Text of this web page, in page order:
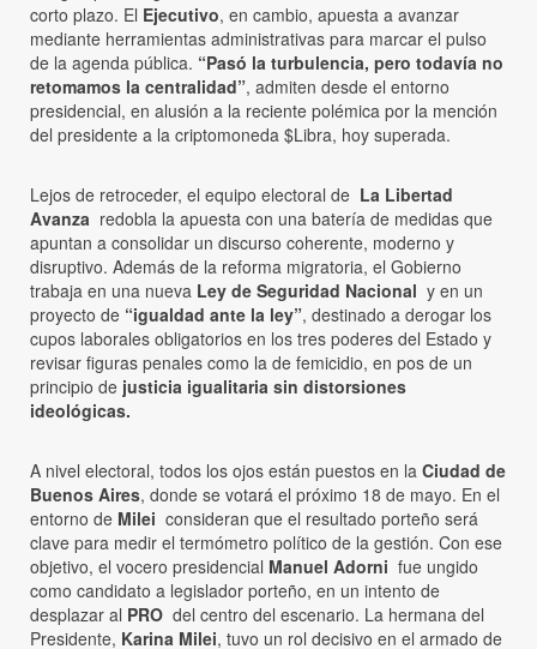
corto plazo. El Ejecutivo, en cambio, apuesta a avanzar
mediante herramientas administrativas para marcar el pulso
de la agenda pública. “Pasó la turbulencia, pero todavía no
retomamos la centralidad”, admiten desde el entorno
presidencial, en alusión a la reciente polémica por la mención
del presidente a la criptomoneda $Libra, hoy superada.
Lejos de retroceder, el equipo electoral de La Libertad
Avanza redobla la apuesta con una batería de medidas que
apuntan a consolidar un discurso coherente, moderno y
disruptivo. Además de la reforma migratoria, el Gobierno
trabaja en una nueva Ley de Seguridad Nacional y en un
proyecto de “igualdad ante la ley”, destinado a derogar los
cupos laborales obligatorios en los tres poderes del Estado y
revisar figuras penales como la de femicidio, en pos de un
principio de justicia igualitaria sin distorsiones
ideológicas.
A nivel electoral, todos los ojos están puestos en la Ciudad de
Buenos Aires, donde se votará el próximo 18 de mayo. En el
entorno de Milei consideran que el resultado porteño será
clave para medir el termómetro político de la gestión. Con ese
objetivo, el vocero presidencial Manuel Adorni fue ungido
como candidato a legislador porteño, en un intento de
desplazar al PRO del centro del escenario. La hermana del
Presidente, Karina Milei, tuvo un rol decisivo en el armado de